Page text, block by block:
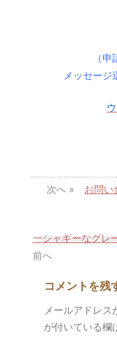
（
メッセージ
次へ » お問い
一シャギーなグレ
前へ
コメントを残
メールアドレス
が付いている欄